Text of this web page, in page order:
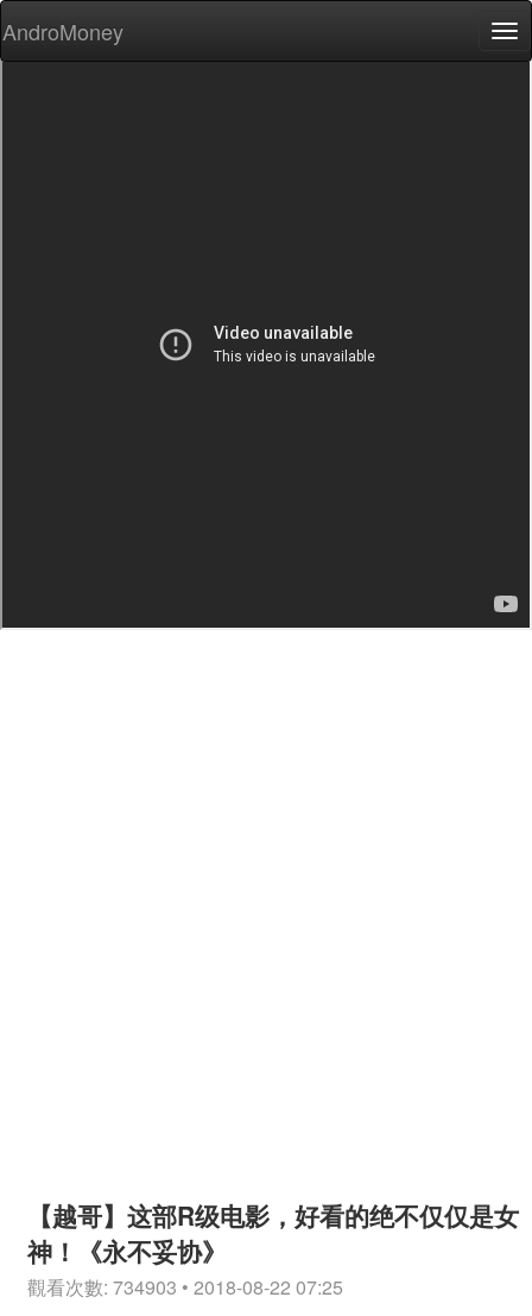
AndroMoney
【越哥】这部R级电影，好看的绝不仅仅是女
神！《永不妥协》
觀看次數: 734903 • 2018-08-22 07:25